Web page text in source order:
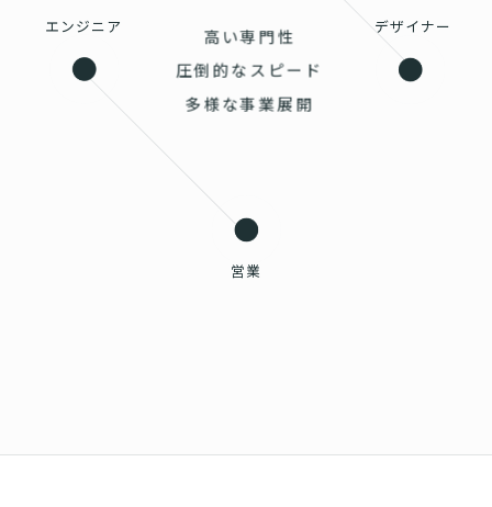
デザイナー
営業
エンジニア
高い専門性
圧倒的なスピード
多様な事業展開